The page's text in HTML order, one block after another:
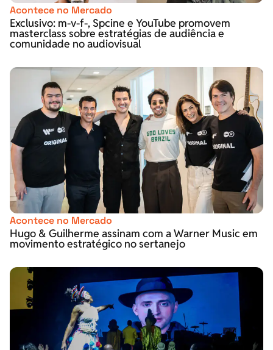
Acontece no Mercado
Exclusivo: m-v-f-, Spcine e YouTube promovem
masterclass sobre estratégias de audiência e
comunidade no audiovisual
Acontece no Mercado
Hugo & Guilherme assinam com a Warner Music em
movimento estratégico no sertanejo